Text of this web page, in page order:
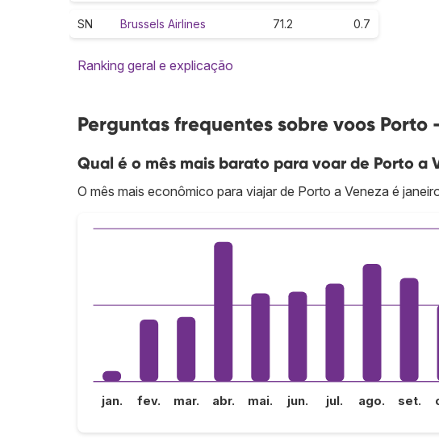
SN Brussels Airlines 71.2 0.7
Ranking geral e explicação
Perguntas frequentes sobre voos Porto
Qual é o mês mais barato para voar de Porto a
O mês mais econômico para viajar de Porto a Veneza é
jan. fev. mar. abr. mai. jun. jul. ago. set.